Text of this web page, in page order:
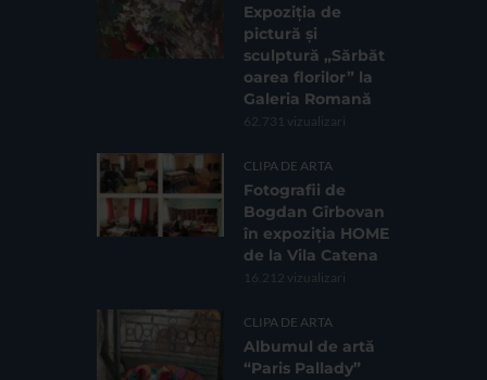
Expoziția de
pictură și
sculptură „Sărbăt
oarea florilor” la
Galeria Romană
62.731 vizualizari
CLIPA DE ARTA
Fotografii de
Bogdan Gîrbovan
în expoziția HOME
de la Vila Catena
16.212 vizualizari
CLIPA DE ARTA
Albumul de artă
“Paris Pallady”